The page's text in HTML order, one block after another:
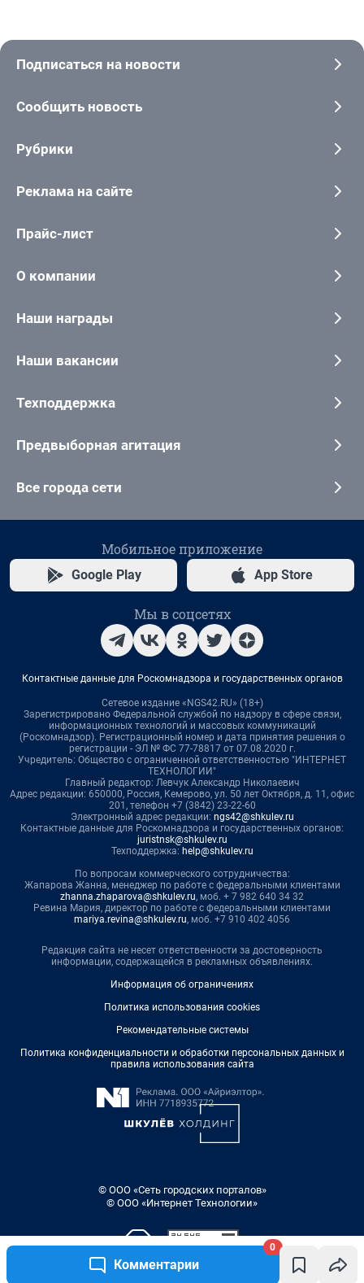
Комментарии
0
Подписаться на новости
Сообщить новость
Рубрики
Реклама на сайте
Прайс-лист
О компании
Наши награды
Наши вакансии
Техподдержка
Предвыборная агитация
Все города сети
Мобильное приложение
Google Play App Store
Мы в соцсетях
Контактные данные для Роскомнадзора и государственных органов
Сетевое издание «NGS42.RU» (18+)
Зарегистрировано Федеральной службой по надзору в сфере связи,
информационных технологий и массовых коммуникаций
(Роскомнадзор). Регистрационный номер и дата принятия решения о
регистрации - ЭЛ № ФС 77-78817 от 07.08.2020 г.
Учредитель: Общество с ограниченной ответственностью "ИНТЕРНЕТ
ТЕХНОЛОГИИ"
Главный редактор: Левчук Александр Николаевич
Адрес редакции: 650000, Россия, Кемерово, ул. 50 лет Октября, д. 11, офис
201, телефон +7 (3842) 23-22-60
Электронный адрес редакции: ngs42@shkulev.ru
Контактные данные для Роскомнадзора и государственных органов:
juristnsk@shkulev.ru
Техподдержка: help@shkulev.ru
По вопросам коммерческого сотрудничества:
Жапарова Жанна, менеджер по работе с федеральными клиентами
zhanna.zhaparova@shkulev.ru, моб. + 7 982 640 34 32
Ревина Мария, директор по работе с федеральными клиентами
mariya.revina@shkulev.ru, моб. +7 910 402 4056
Редакция сайта не несет ответственности за достоверность
информации, содержащейся в рекламных объявлениях.
Информация об ограничениях
Политика использования cookies
Рекомендательные системы
Политика конфиденциальности и обработки персональных данных и
правила использования сайта
© ООО «Сеть городских порталов»
© ООО «Интернет Технологии»